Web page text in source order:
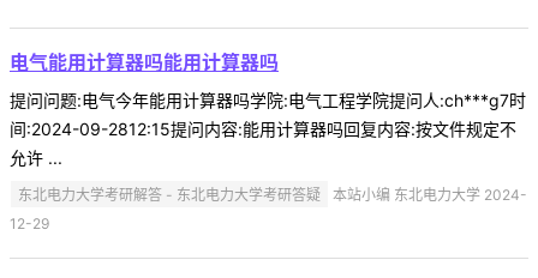
电气能用计算器吗能用计算器吗
提问问题:电气今年能用计算器吗学院:电气工程学院提问人:ch***g7时
间:2024-09-2812:15提问内容:能用计算器吗回复内容:按文件规定不
允许 ...
东北电力大学考研解答 - 东北电力大学考研答疑
本站小编 东北电力大学 2024-
12-29